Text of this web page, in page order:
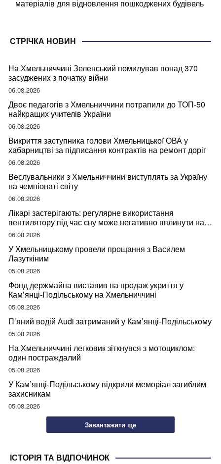
матеріалів для відновлення пошкоджених будівель
СТРІЧКА НОВИН
На Хмельниччині Зеленський помилував понад 370
засуджених з початку війни
06.08.2026
Двоє педагогів з Хмельниччини потрапили до ТОП-50
найкращих учителів України
06.08.2026
Викриття заступника голови Хмельницької ОВА у
хабарництві за підписання контрактів на ремонт доріг
06.08.2026
Веслувальники з Хмельниччини виступлять за Україну
на чемпіонаті світу
06.08.2026
Лікарі застерігають: регулярне використання
вентилятору під час сну може негативно вплинути на
ваше здоров’я
06.08.2026
У Хмельницькому провели прощання з Василем
Лазуткіним
05.08.2026
Фонд держмайна виставив на продаж укриття у
Кам’янці-Подільському на Хмельниччині
05.08.2026
П’яний водій Audi затриманий у Кам’янці-Подільському
05.08.2026
На Хмельниччині легковик зіткнувся з мотоциклом:
один постраждалий
05.08.2026
У Кам’янці-Подільському відкрили меморіал загиблим
захисникам
05.08.2026
Завантажити ще
ІСТОРІЯ ТА ВІДПОЧИНОК